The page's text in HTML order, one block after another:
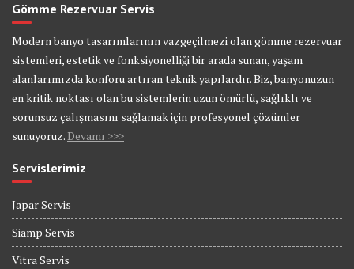
Gömme Rezervuar Servis
Modern banyo tasarımlarının vazgeçilmezi olan gömme rezervuar
sistemleri, estetik ve fonksiyonelliği bir arada sunan, yaşam
alanlarımızda konforu artıran teknik yapılardır. Biz, banyonuzun
en kritik noktası olan bu sistemlerin uzun ömürlü, sağlıklı ve
sorunsuz çalışmasını sağlamak için profesyonel çözümler
sunuyoruz.Devamı >>>
Servislerimiz
Japar Servis
Siamp Servis
Vitra Servis